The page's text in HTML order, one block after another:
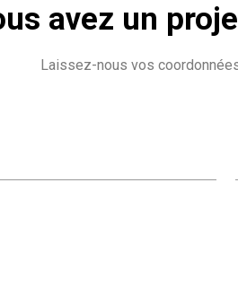
avez un
Laissez-nous vos